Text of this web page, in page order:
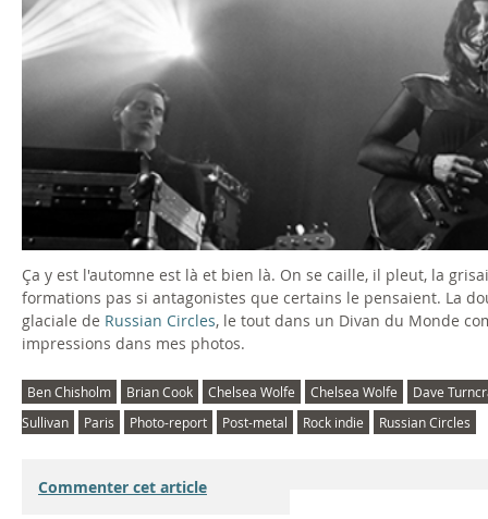
6
Ça y est l'automne est là et bien là. On se caille, il pleut, la
formations pas si antagonistes que certains le pensaient. La
glaciale de Russian Circles, le tout dans un Divan du Monde
impressions dans mes photos.
Ben Chisholm Brian Cook Chelsea Wolfe Chelsea Wolfe
Dave
Sullivan
Paris Photo-report Post-metal Rock indie Russian Circles
Commenter cet article